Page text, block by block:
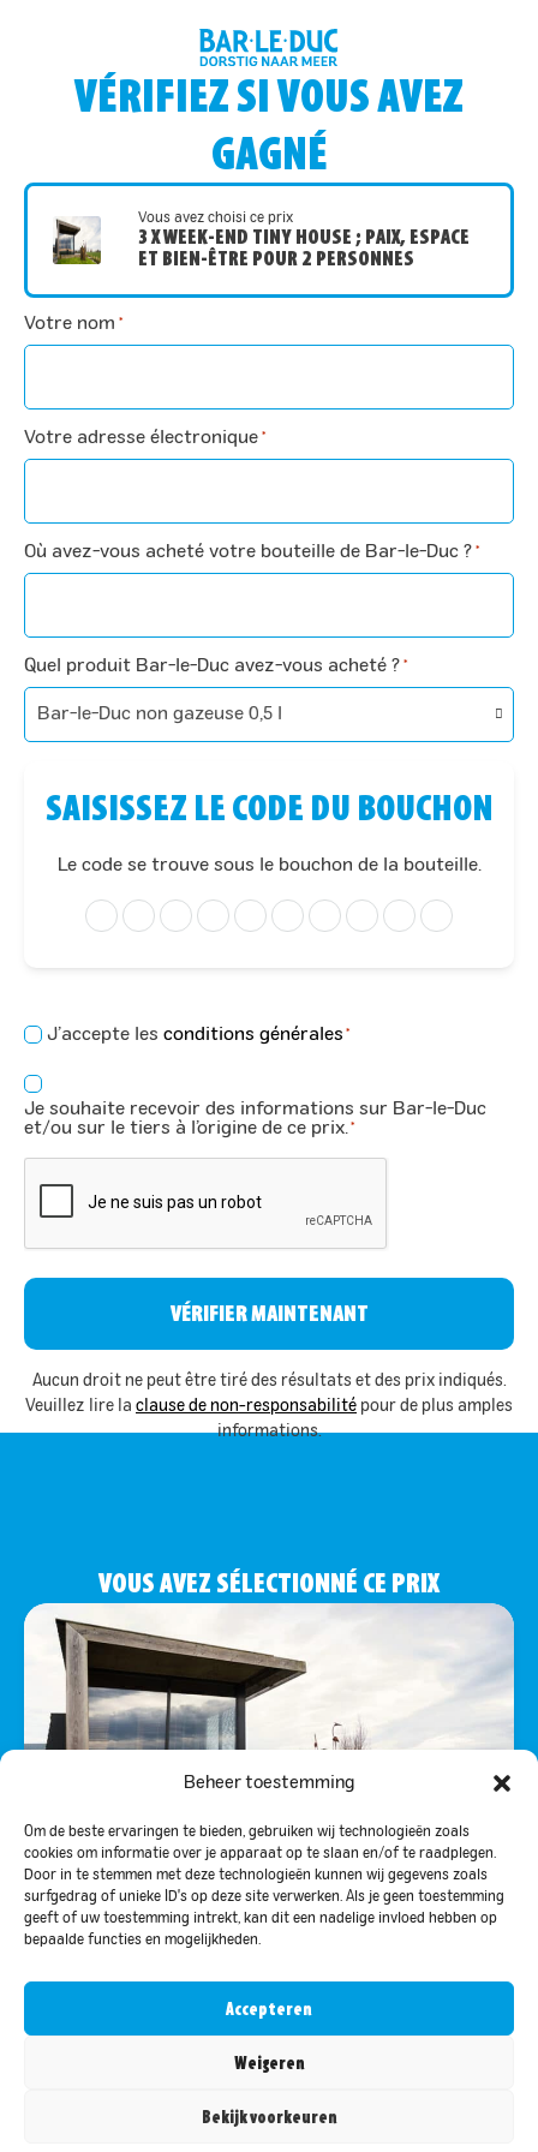
Beheer toestemming
Om de beste ervaringen te bieden, gebruiken wij technologieën zoals
cookies om informatie over je apparaat op te slaan en/of te raadplegen.
Door in te stemmen met deze technologieën kunnen wij gegevens zoals
surfgedrag of unieke ID's op deze site verwerken. Als je geen toestemming
geeft of uw toestemming intrekt, kan dit een nadelige invloed hebben op
bepaalde functies en mogelijkheden.
Accepteren
Weigeren
Bekijk voorkeuren
VOUS AVEZ SÉLECTIONNÉ CE PRIX
3 X WEEK-END TINY HOUSE ; PAIX, ESPACE
ET BIEN-ÊTRE POUR 2 PERSONNES
VÉRIFIEZ SI VOUS AVEZ
GAGNÉ
Vous avez choisi ce prix
3 X WEEK-END TINY HOUSE ; PAIX, ESPACE
ET BIEN-ÊTRE POUR 2 PERSONNES
Votre nom *
Votre adresse électronique *
Où avez-vous acheté votre bouteille de Bar-le-Duc ? *
Quel produit Bar-le-Duc avez-vous acheté ? *
SAISISSEZ LE CODE DU BOUCHON
Le code se trouve sous le bouchon de la bouteille.
Consentement
J’accepte les conditions générales *
Consentement
*
Je souhaite recevoir des informations sur Bar-le-Duc
et/ou sur le tiers à l’origine de ce prix.*
CAPTCHA
Aucun droit ne peut être tiré des résultats et des prix indiqués.
Veuillez lire la clause de non-responsabilité pour de plus amples
informations.